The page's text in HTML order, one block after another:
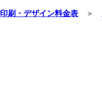
印刷・デザイン料金表 ＞